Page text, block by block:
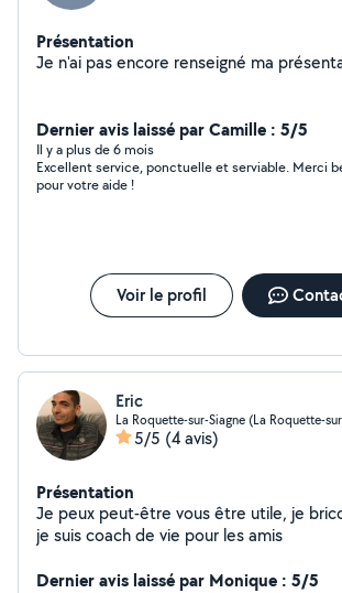
Présentation
Je n'ai pas encore
Dernier avis laissé par Camille : 5/5
Il y a plus de 6 mois
Excellent service, ponctuelle et serviable. Merci
pour votre aide !
Voir le profil
Eric
La Roquette-sur-Siagne (La Roquette-
5/5 (4 avis)
Présentation
Je peux peut-être vous être utile, je
je suis coach de vie pour les amis
Dernier avis laissé par Monique : 5/5